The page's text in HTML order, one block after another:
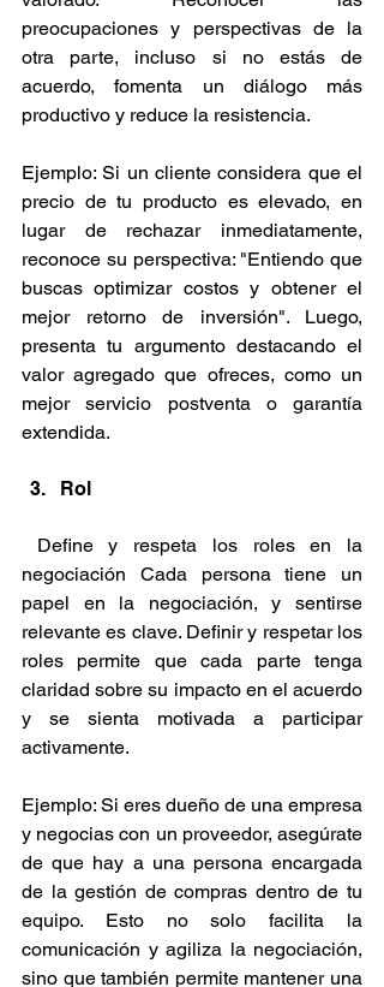
preocupaciones y perspectivas de la
otra parte, incluso si no estás de
acuerdo, fomenta un diálogo más
productivo y reduce la resistencia.
Ejemplo: Si un cliente considera que el
precio de tu producto es elevado, en
lugar de rechazar inmediatamente,
reconoce su perspectiva: "Entiendo que
buscas optimizar costos y obtener el
mejor retorno de inversión". Luego,
presenta tu argumento destacando el
valor agregado que ofreces, como un
mejor servicio postventa o garantía
extendida.
Rol
negociación Cada persona tiene un
papel en la negociación, y sentirse
relevante es clave. Definir y respetar los
roles permite que cada parte tenga
claridad sobre su impacto en el acuerdo
y se sienta motivada a participar
activamente.
Ejemplo: Si eres dueño de una empresa
y negocias con un proveedor, asegúrate
de que hay a una persona encargada
de la gestión de compras dentro de tu
equipo. Esto no solo facilita la
comunicación y agiliza la negociación,
sino que también permite mantener una